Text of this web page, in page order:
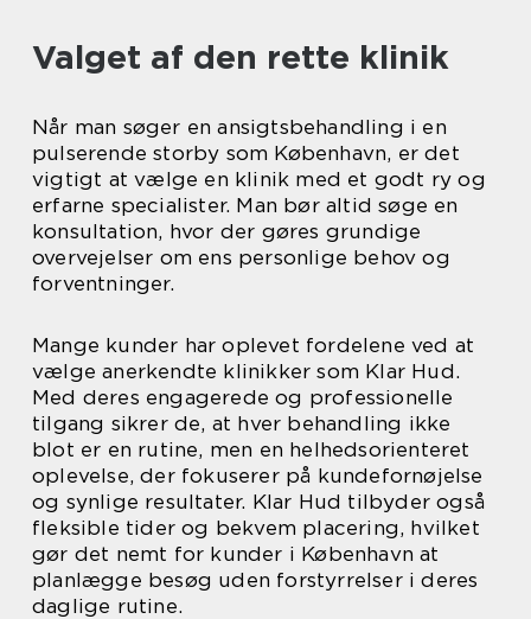
Valget af den rette klinik
Når man søger en ansigtsbehandling i en
pulserende storby som København, er det
vigtigt at vælge en klinik med et godt ry og
erfarne specialister. Man bør altid søge en
konsultation, hvor der gøres grundige
overvejelser om ens personlige behov og
forventninger.
Mange kunder har oplevet fordelene ved at
vælge anerkendte klinikker som Klar Hud.
Med deres engagerede og professionelle
tilgang sikrer de, at hver behandling ikke
blot er en rutine, men en helhedsorienteret
oplevelse, der fokuserer på kundefornøjelse
og synlige resultater. Klar Hud tilbyder også
fleksible tider og bekvem placering, hvilket
gør det nemt for kunder i København at
planlægge besøg uden forstyrrelser i deres
daglige rutine.